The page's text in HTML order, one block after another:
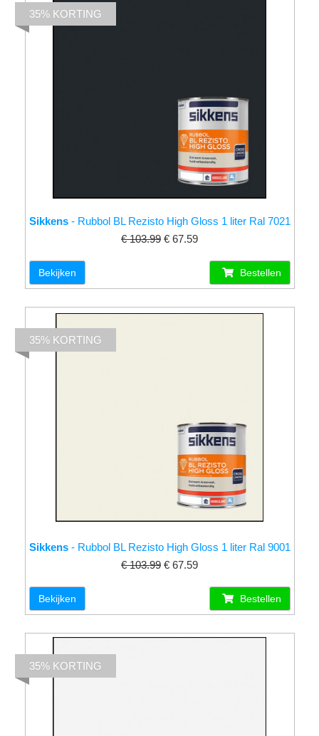
Sikkens- Rubbol BL Rezisto High Gloss 1 liter Ral 7021
€ 103.99 € 67.59
35% KORTING
Bekijken Bestellen
Sikkens- Rubbol BL Rezisto High Gloss 1 liter Ral 9001
€ 103.99 € 67.59
35% KORTING
Bekijken Bestellen
35% KORTING